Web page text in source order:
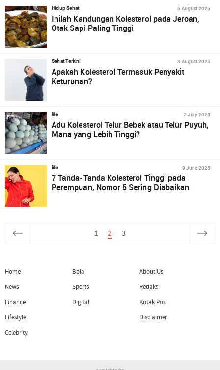
Hidup Sehat 6 August 2025
Inilah Kandungan Kolesterol pada Jeroan,
Otak Sapi Paling Tinggi
Sehat Terkini 3 August 2025
Apakah Kolesterol Termasuk Penyakit
Keturunan?
life 2 July 2025
Adu Kolesterol Telur Bebek atau Telur Puyuh,
Mana yang Lebih Tinggi?
life 9 June 2025
7 Tanda-Tanda Kolesterol Tinggi pada
Perempuan, Nomor 5 Sering Diabaikan
1 2 3
Home
News
Finance
Lifestyle
Celebrity
Bola
Sports
Digital
About Us
Redaksi
Kotak Pos
Disclaimer